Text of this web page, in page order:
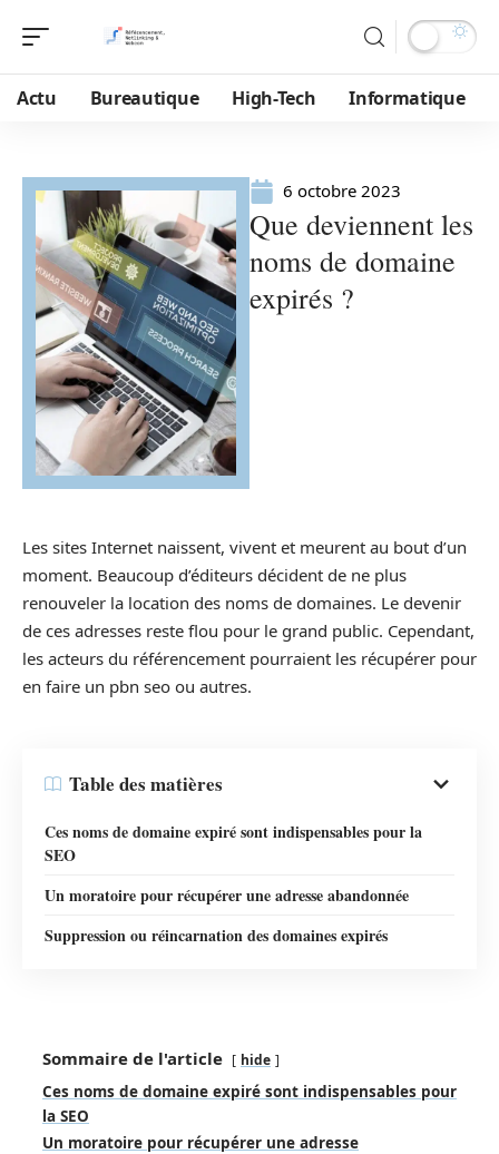
Actu Bureautique High-Tech Informatique
6 octobre 2023
Que deviennent les
noms de domaine
expirés ?
Les sites Internet naissent, vivent et meurent au bout d’un
moment. Beaucoup d’éditeurs décident de ne plus
renouveler la location des noms de domaines. Le devenir
de ces adresses reste flou pour le grand public. Cependant,
les acteurs du référencement pourraient les récupérer pour
en faire un pbn seo ou autres.
Table des matières
Ces noms de domaine expiré sont indispensables pour la
SEO
Un moratoire pour récupérer une adresse abandonnée
Suppression ou réincarnation des domaines expirés
Sommaire de l'article hide
Ces noms de domaine expiré sont indispensables pour
la SEO
Un moratoire pour récupérer une adresse